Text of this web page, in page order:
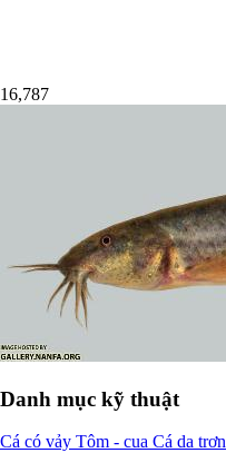
16,787
Danh mục kỹ thuật
Cá có vảy Tôm - cua Cá da trơn